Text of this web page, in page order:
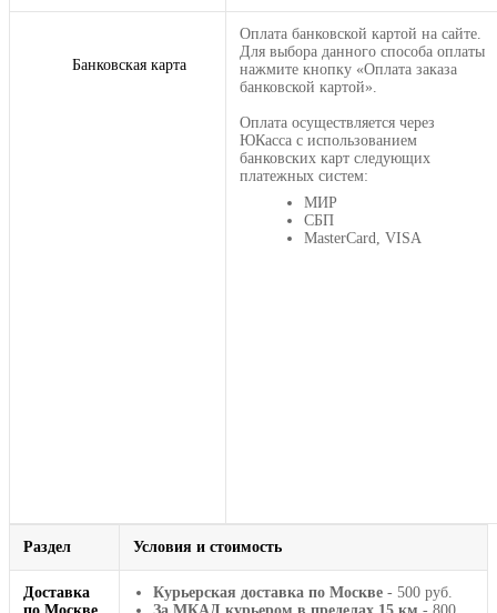
Банковская карта
Оплата банковской картой на сайте.
Для выбора данного способа оплаты
нажмите кнопку «Оплата заказа
банковской картой».
Оплата осуществляется через
ЮКасса с использованием
банковских карт следующих
платежных систем:
МИР
СБП
MasterCard, VISA
Раздел Условия и стоимость
Доставка
Курьерская доставка по Москве - 500 руб.